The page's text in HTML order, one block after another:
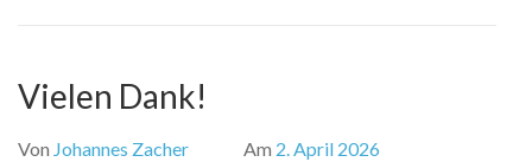
Vielen Dank!
Von Johannes Zacher Am 2. April 2026